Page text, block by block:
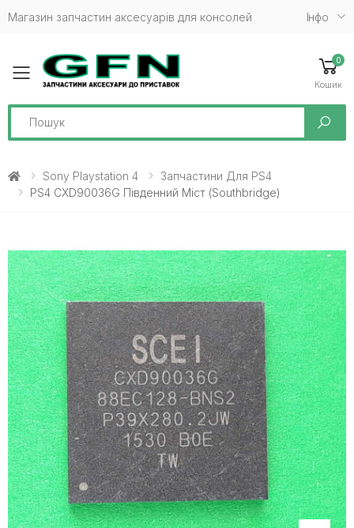
Магазин запчастин аксесуарів для консолей Iнфо
Toggle mobile menu
0
Кошик
Search
Sony Playstation 4
Запчастини Для PS4
PS4 CXD90036G Південний Міст (Southbridge)